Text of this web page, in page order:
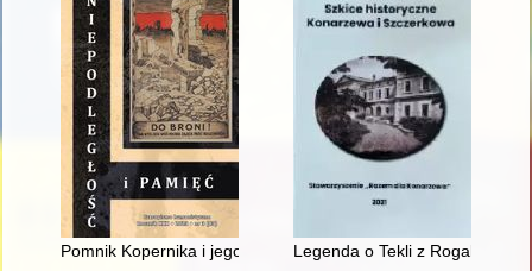
Pomnik Kopernika i jego odsłonięcie wedle pamiętnika
Legenda o Tekli z Rogalińskich